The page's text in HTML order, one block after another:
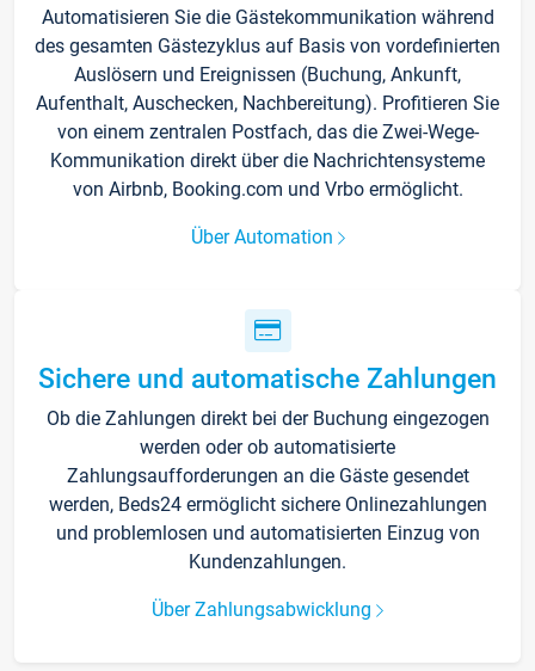
Automatisieren Sie die Gästekommunikation während
des gesamten Gästezyklus auf Basis von vordefinierten
Auslösern und Ereignissen (Buchung, Ankunft,
Aufenthalt, Auschecken, Nachbereitung). Profitieren Sie
von einem zentralen Postfach, das die Zwei-Wege-
Kommunikation direkt über die Nachrichtensysteme
von Airbnb, Booking.com und Vrbo ermöglicht.
Über Automation
Sichere und automatische Zahlungen
Ob die Zahlungen direkt bei der Buchung eingezogen
werden oder ob automatisierte
Zahlungsaufforderungen an die Gäste gesendet
werden, Beds24 ermöglicht sichere Onlinezahlungen
und problemlosen und automatisierten Einzug von
Kundenzahlungen.
Über Zahlungsabwicklung